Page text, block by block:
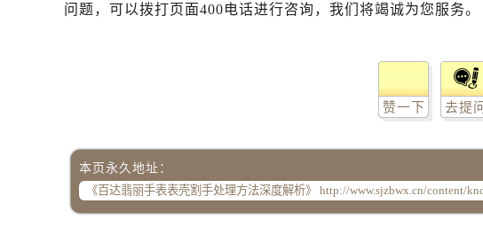
问题，可以拨打页面400电话进行咨询，我们将竭诚为您服务。
赞一下 去提问
本页永久地址：